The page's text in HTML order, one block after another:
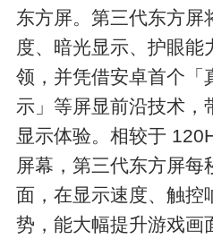
东方屏。第三代东方屏
度、暗光显示、护眼能
领，并凭借安卓首个「
示」等屏显前沿技术，
显示体验。相较于
屏幕，第三代东方屏
面，在显示速度、触控
势，能大幅提升游戏画